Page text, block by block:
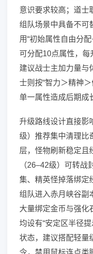
意识要求较高；道士
组队场景中具备不可
用“初始属性自由分
可分配10点属性，每
建议战士主加力量与
士则按“智力＞精神
单一属性造成后期成
升级路线设计直接影
级）推荐集中清理比
层，怪物刷新稳定且
（26–42级）可转战
集、精英怪掉落绑定
组队进入赤月峡谷副
大量绑定金币与强化
均设有“安定区半径
状态，建议搭配轻量
令，禁用鼠标连点类